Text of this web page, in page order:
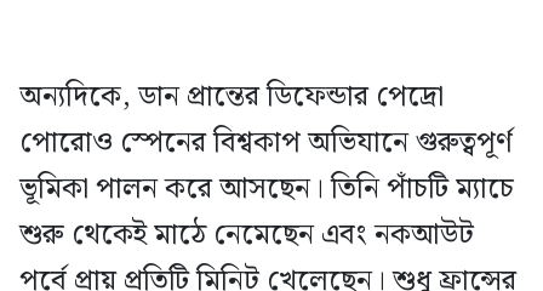
অন্যদিকে, ডান প্রান্তের ডিফেন্ডার পেদ্রো
পোরোও স্পেনের বিশ্বকাপ অভিযানে গুরুত্বপূর্ণ
ভূমিকা পালন করে আসছেন। তিনি পাঁচটি ম্যাচে
শুরু থেকেই মাঠে নেমেছেন এবং নকআউট
পর্বে প্রায় প্রতিটি মিনিট খেলেছেন। শুধু ফ্রান্সের